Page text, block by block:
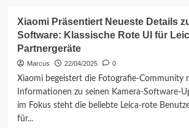
Smartphones:
Nahtlose
Integration
mit
11
Xiaomi Präsentiert Neueste Details
Software: Klassische Rote UI für
Partnergeräte
Marcus 22/04/2025 0
Xiaomi begeistert die Fotografie-Community
Informationen zu seinen Kamera-Software-
im Fokus steht die beliebte Leica-rote
für...